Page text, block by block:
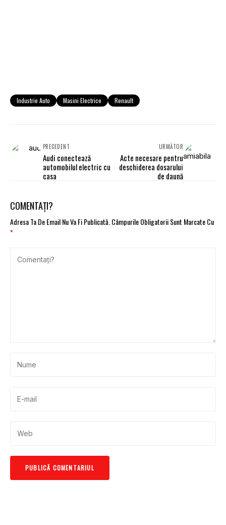
Industrie Auto Masini Electrice Renault
PRECEDENT
Audi conectează
automobilul electric cu
casa
URMĂTOR
Acte necesare pentru
deschiderea dosarului
de daună
COMENTAȚI?
Adresa Ta De Email Nu Va Fi Publicată.Câmpurile Obligatorii Sunt Marcate Cu
*